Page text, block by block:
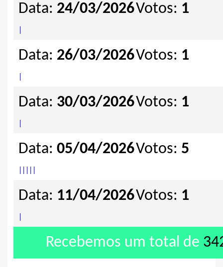
Data: 24/03/2026Votos: 1
Data: 26/03/2026Votos: 1
Data: 30/03/2026Votos: 1
Data: 05/04/2026Votos: 5
Data: 11/04/2026Votos: 1
Recebemos um total de